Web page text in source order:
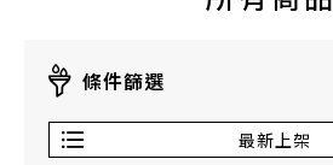
條件篩選
最新上架